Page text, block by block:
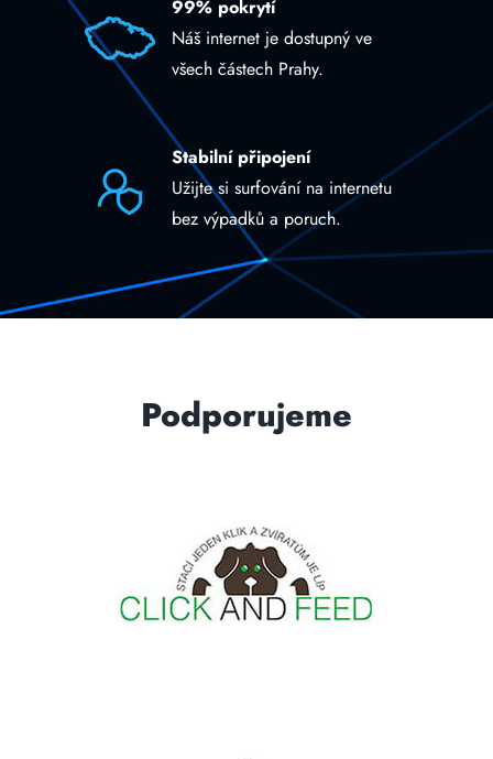
99% pokrytí
Náš internet je dostupný ve
všech částech Prahy.
Stabilní připojení
Užijte si surfování na internetu
bez výpadků a poruch.
Podporujeme